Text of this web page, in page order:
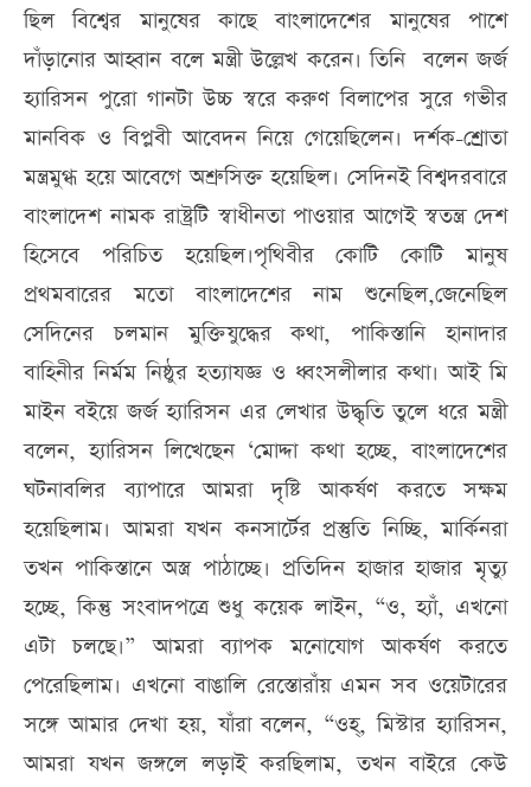
ছিল বিশ্বের মানুষের কাছে বাংলাদেশের মানুষের পাশে
দাঁড়ানোর আহ্বান বলে মন্ত্রী উল্লেখ করেন। তিনি বলেন জর্জ
হ্যারিসন পুরো গানটা উচ্চ স্বরে করুণ বিলাপের সুরে গভীর
মানবিক ও বিপ্লবী আবেদন নিয়ে গেয়েছিলেন। দর্শক-শ্রোতা
মন্ত্রমুগ্ধ হয়ে আবেগে অশ্রুসিক্ত হয়েছিল। সেদিনই বিশ্বদরবারে
বাংলাদেশ নামক রাষ্ট্রটি স্বাধীনতা পাওয়ার আগেই স্বতন্ত্র দেশ
হিসেবে পরিচিত হয়েছিল।পৃথিবীর কোটি কোটি মানুষ
প্রথমবারের মতো বাংলাদেশের নাম শুনেছিল,জেনেছিল
সেদিনের চলমান মুক্তিযুদ্ধের কথা, পাকিস্তানি হানাদার
বাহিনীর নির্মম নিষ্ঠুর হত্যাযজ্ঞ ও ধ্বংসলীলার কথা। আই মি
মাইন বইয়ে জর্জ হ্যারিসন এর লেখার উদ্ধৃতি তুলে ধরে মন্ত্রী
বলেন, হ্যারিসন লিখেছেন ‘মোদ্দা কথা হচ্ছে, বাংলাদেশের
ঘটনাবলির ব্যাপারে আমরা দৃষ্টি আকর্ষণ করতে সক্ষম
হয়েছিলাম। আমরা যখন কনসার্টের প্রস্তুতি নিচ্ছি, মার্কিনরা
তখন পাকিস্তানে অস্ত্র পাঠাচ্ছে। প্রতিদিন হাজার হাজার মৃত্যু
হচ্ছে, কিন্তু সংবাদপত্রে শুধু কয়েক লাইন, “ও, হ্যাঁ, এখনো
এটা চলছে।” আমরা ব্যাপক মনোযোগ আকর্ষণ করতে
পেরেছিলাম। এখনো বাঙালি রেস্তোরাঁয় এমন সব ওয়েটারের
সঙ্গে আমার দেখা হয়, যাঁরা বলেন, “ওহ্, মিস্টার হ্যারিসন,
আমরা যখন জঙ্গলে লড়াই করছিলাম, তখন বাইরে কেউ